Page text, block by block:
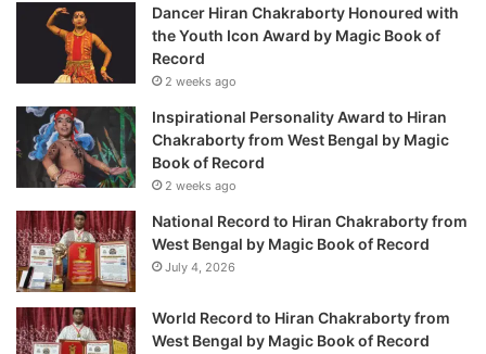
Dancer Hiran Chakraborty Honoured with
the Youth Icon Award by Magic Book of
Record
2 weeks ago
Inspirational Personality Award to Hiran
Chakraborty from West Bengal by Magic
Book of Record
2 weeks ago
National Record to Hiran Chakraborty from
West Bengal by Magic Book of Record
July 4, 2026
World Record to Hiran Chakraborty from
West Bengal by Magic Book of Record